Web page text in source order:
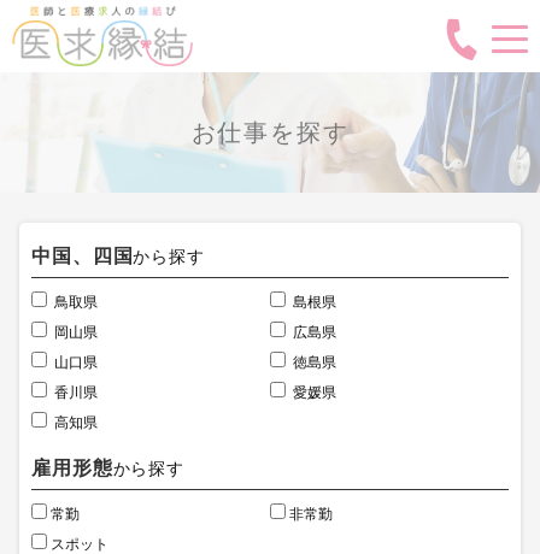
お仕事を探す
中国、四国から探す
鳥取県
島根県
岡山県
広島県
山口県
徳島県
香川県
愛媛県
高知県
雇用形態から探す
常勤
非常勤
スポット